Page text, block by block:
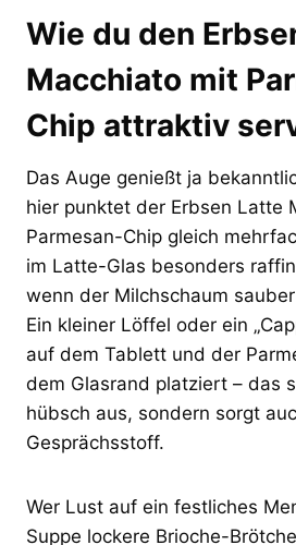
Wie du den
Macchiato mit
Chip attraktiv
Das Auge genießt ja
hier punktet der Erbsen Latte
Parmesan-Chip gleich
im Latte-Glas besonders
wenn der Milchschaum
Ein kleiner Löffel oder ein
auf dem Tablett und der
dem Glasrand platziert – das
hübsch aus, sondern sorgt
Gesprächsstoff.
Wer Lust auf ein festliches
Suppe lockere Brioche-